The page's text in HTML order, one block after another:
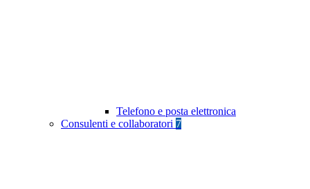
Telefono e posta elettronica
Consulenti e collaboratori 7